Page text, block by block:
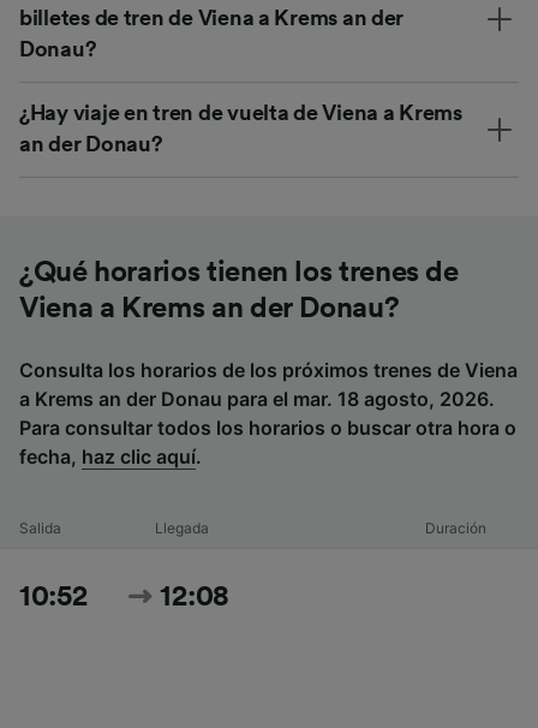
billetes de tren de Viena a Krems an der
Donau?
¿Hay viaje en tren de vuelta de Viena a Krems
an der Donau?
¿Qué horarios tienen los trenes de
Viena a Krems an der Donau?
Consulta los horarios de los próximos trenes de Viena
a Krems an der Donau para el mar. 18 agosto, 2026.
Para consultar todos los horarios o buscar otra hora o
fecha, haz clic aquí.
Salida Llegada Duración
10:52 12:08